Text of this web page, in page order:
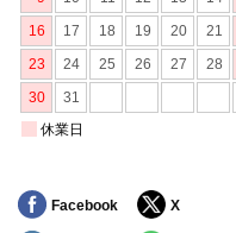
Facebook X